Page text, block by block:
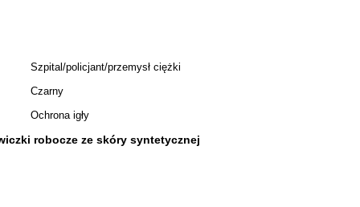
Szpital/policjant/przemysł ciężki
Czarny
Ochrona igły
robocze ze skóry syntetycznej